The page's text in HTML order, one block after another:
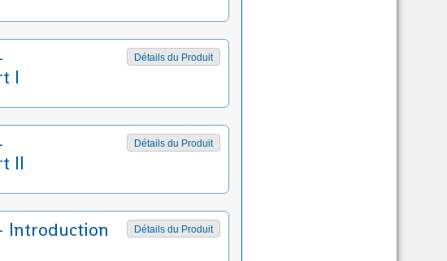
Détails du Produit
I
Détails du Produit
II
Détails du Produit
Introduction